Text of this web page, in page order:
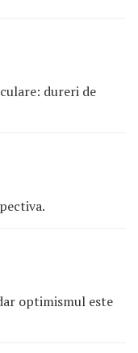
dureri de
optimismul este